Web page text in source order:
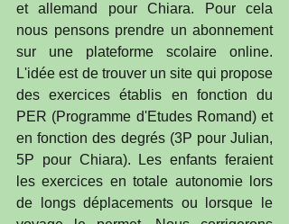
et allemand pour Chiara. Pour cela
nous pensons prendre un abonnement
sur une plateforme scolaire online.
L'idée est de trouver un site qui propose
des exercices établis en fonction du
PER (Programme d'Etudes Romand) et
en fonction des degrés (3P pour Julian,
5P pour Chiara). Les enfants feraient
les exercices en totale autonomie lors
de longs déplacements ou lorsque le